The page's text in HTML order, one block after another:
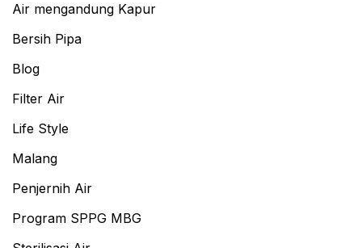
Air mengandung Kapur
Bersih Pipa
Blog
Filter Air
Life Style
Malang
Penjernih Air
Program SPPG MBG